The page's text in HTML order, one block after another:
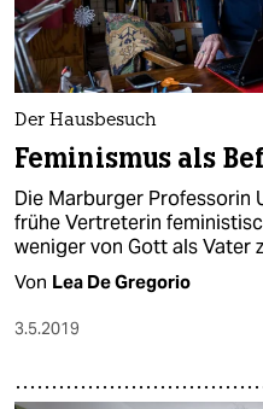
Der Hausbesuch
Feminismus als
Die Marburger Professorin
frühe Vertreterin
weniger von Gott als Vater
Von Lea De Gregorio
3.5.2019